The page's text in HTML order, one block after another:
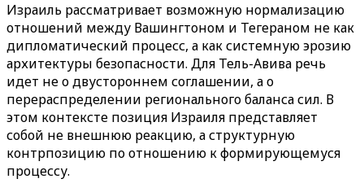
Израиль рассматривает возможную нормализацию
отношений между Вашингтоном и Тегераном не как
дипломатический процесс, а как системную эрозию
архитектуры безопасности. Для Тель-Авива речь
идет не о двустороннем соглашении, а о
перераспределении регионального баланса сил. В
этом контексте позиция Израиля представляет
собой не внешнюю реакцию, а структурную
контрпозицию по отношению к формирующемуся
процессу.